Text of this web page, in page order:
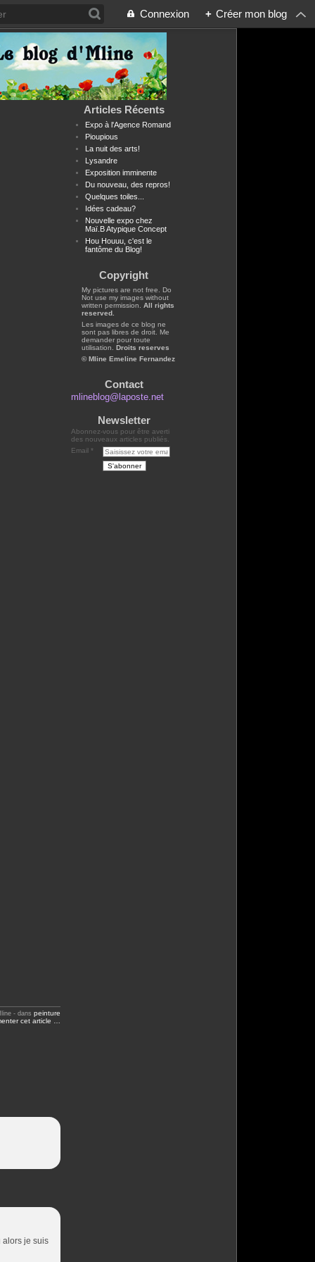
Connexion + Créer mon blog
- dans peinture
cet article
alors je suis
Articles Récents
Expo à l'Agence Romand
Pioupious
La nuit des arts!
Lysandre
Exposition imminente
Du nouveau, des repros!
Quelques toiles...
Idées cadeau?
Nouvelle expo chez
Maï.B Atypique Concept
Hou Houuu, c'est le
fantôme du Blog!
Copyright
My pictures are not free. Do
Not use my images without
written permission. All rights
reserved.
Les images de ce blog ne
sont pas libres de droit. Me
demander pour toute
utilisation.
Droits reserves
© Mline Emeline Fernandez
Contact
mlineblog@laposte.net
Newsletter
Abonnez-vous pour être averti
des nouveaux articles publiés.
Email